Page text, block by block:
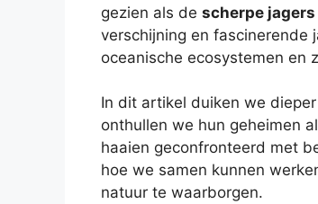
gezien als de scherpe jagers
verschijning en fascinerende
oceanische ecosystemen en
In dit artikel duiken we
onthullen we hun geheimen
haaien geconfronteerd met
hoe we samen kunnen
natuur te waarborgen.